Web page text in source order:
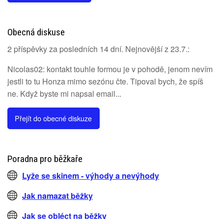
Obecná diskuse
2 příspěvky za posledních 14 dní. Nejnovější z 23.7.:
Nicolas02: kontakt touhle formou je v pohodě, jenom nevím
jestli to tu Honza mimo sezónu čte. Tipoval bych, že spíš
ne. Když byste mi napsal email...
Přejít do obecné diskuze
Poradna pro běžkaře
Lyže se skinem - výhody a nevýhody
Jak namazat běžky
Jak se obléct na běžky